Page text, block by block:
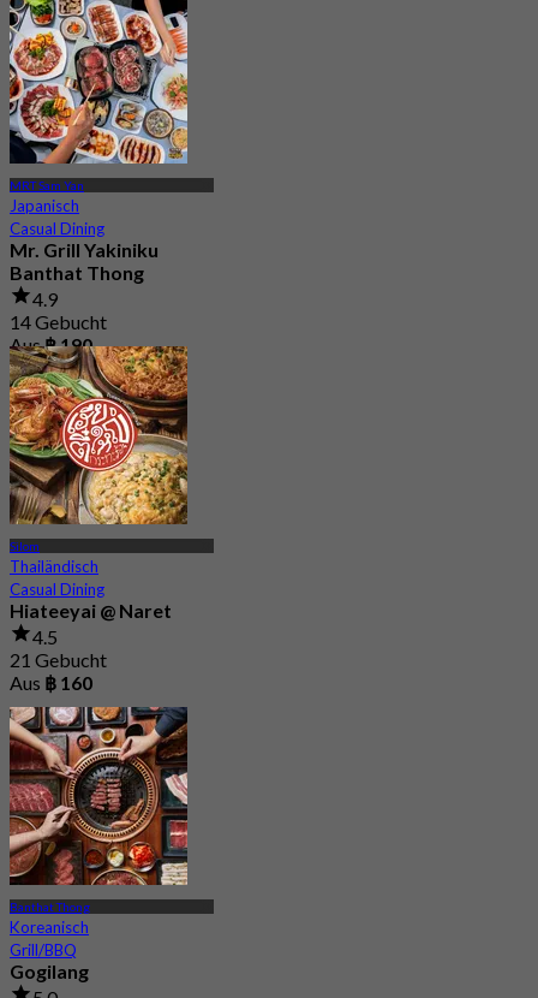
MRT Sam Yan
Japanisch
Casual Dining
Mr. Grill Yakiniku
Banthat Thong
4.9
14 Gebucht
Aus฿ 190
Silom
Thailändisch
Casual Dining
Hiateeyai @ Naret
4.5
21 Gebucht
Aus ฿ 160
Banthat Thong
Koreanisch
Grill/BBQ
Gogilang